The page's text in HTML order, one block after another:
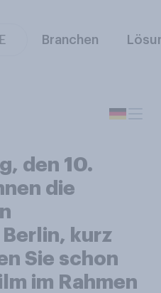
Branchen
den 10.
die
kurz
Sie schon
im Rahmen